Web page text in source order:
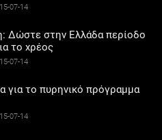
07-14
στην Ελλάδα περίοδο
το χρέος
07-14
για το πυρηνικό πρόγραμμα
07-14